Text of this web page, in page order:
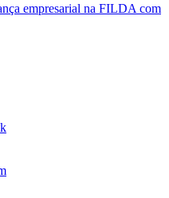
empresarial na FILDA com